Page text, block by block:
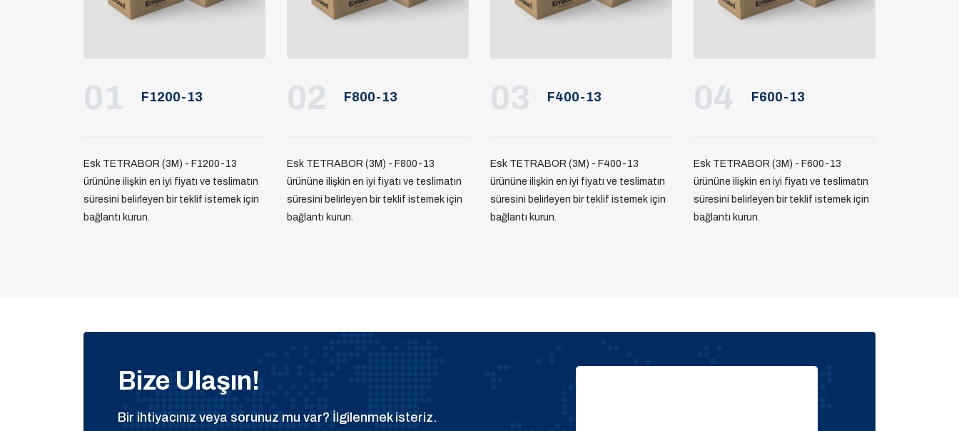
01 F1200-13
Esk TETRABOR (3M) - F1200-13
ürününe ilişkin en iyi fiyatı ve teslimatın
süresini belirleyen bir teklif istemek için
bağlantı kurun.
02 F800-13
Esk TETRABOR (3M) - F800-13
ürününe ilişkin en iyi fiyatı ve teslimatın
süresini belirleyen bir teklif istemek için
bağlantı kurun.
03 F400-13
Esk TETRABOR (3M) - F400-13
ürününe ilişkin en iyi fiyatı ve teslimatın
süresini belirleyen bir teklif istemek için
bağlantı kurun.
04 F600-13
Esk TETRABOR (3M) - F600-13
ürününe ilişkin en iyi fiyatı ve teslimatın
süresini belirleyen bir teklif istemek için
bağlantı kurun.
Bize Ulaşın!
Bir ihtiyacınız veya sorunuz mu var? İlgilenmek isteriz.